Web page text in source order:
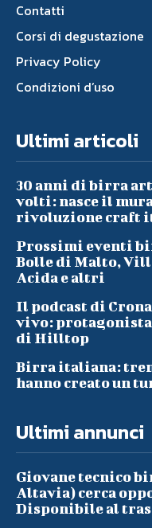
Contatti
Corsi di degustazione
Privacy Policy
Condizioni d’uso
Ultimi articoli
30 anni di birra
volti: nasce il
rivoluzione craft
Prossimi eventi
Bolle di Malto,
Acida e altri
Il podcast di
vivo: protagonista
di Hilltop
Birra italiana:
hanno creato un
Ultimi annunci
Giovane tecnico
Altavia) cerca
Disponibile al